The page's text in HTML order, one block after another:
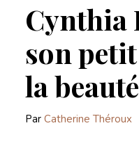
Cynthia
son
la
Par Catherine Théroux